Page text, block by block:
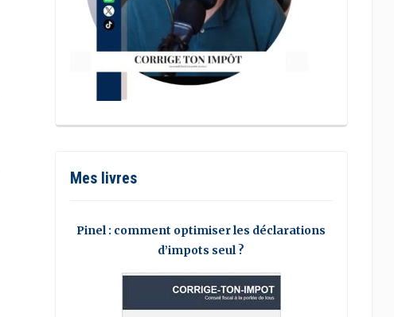
Mes livres
Pinel : comment optimiser les déclarations
d’impots seul ?